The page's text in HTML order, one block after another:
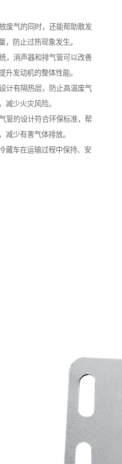
废气的同时，还能帮助散发
，防止过热现象发生。
，消声器和排气管可以改善
升发动机的整体性能。
计有隔热层，防止高温废气
减少火灾风险。
管的设计符合环保标准，帮
减少有害气体排放。
藏车在运输过程中保持、安